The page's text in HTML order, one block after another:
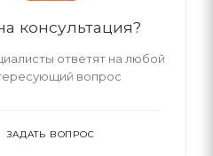
консультация?
ответят на любой
вопрос
ЗАДАТЬ ВОПРОС